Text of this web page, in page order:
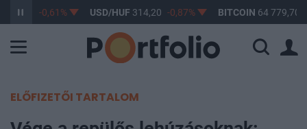
363,17 -0,61% USD/HUF 314,20 -0,87% BITCOIN 64 779,70
ELŐFIZETŐI TARTALOM